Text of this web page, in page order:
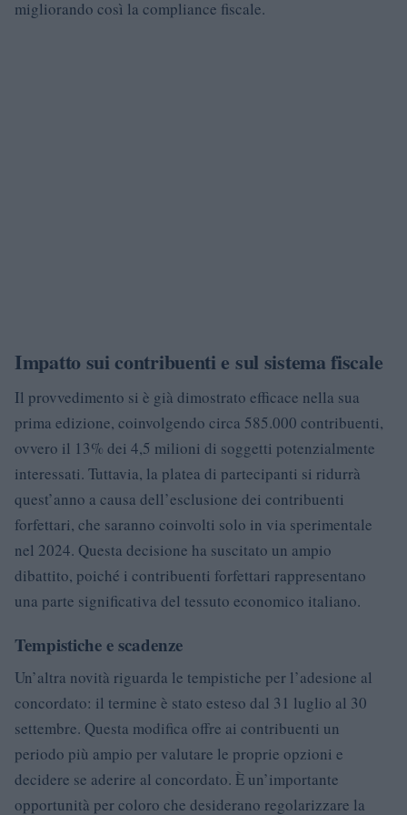
migliorando così la compliance fiscale.
Impatto sui contribuenti e sul sistema fiscale
Il provvedimento si è già dimostrato efficace nella sua
prima edizione, coinvolgendo circa 585.000 contribuenti,
ovvero il 13% dei 4,5 milioni di soggetti potenzialmente
interessati. Tuttavia, la platea di partecipanti si ridurrà
quest’anno a causa dell’esclusione dei contribuenti
forfettari, che saranno coinvolti solo in via sperimentale
nel 2024. Questa decisione ha suscitato un ampio
dibattito, poiché i contribuenti forfettari rappresentano
una parte significativa del tessuto economico italiano.
Tempistiche e scadenze
Un’altra novità riguarda le tempistiche per l’adesione al
concordato: il termine è stato esteso dal 31 luglio al 30
settembre. Questa modifica offre ai contribuenti un
periodo più ampio per valutare le proprie opzioni e
decidere se aderire al concordato. È un’importante
opportunità per coloro che desiderano regolarizzare la